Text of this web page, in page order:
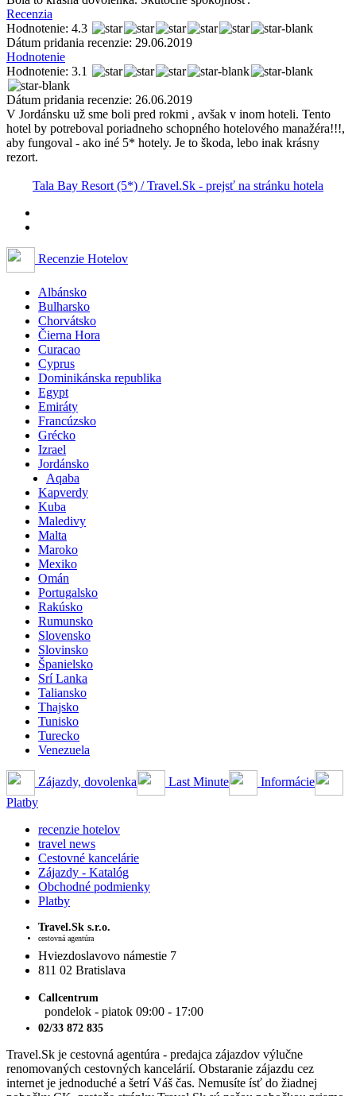
Recenzia
Hodnotenie: 4.3
Dátum pridania recenzie: 29.06.2019
Hodnotenie
Hodnotenie: 3.1
Dátum pridania recenzie: 26.06.2019
V Jordánsku už sme boli pred rokmi , avšak v inom hoteli. Tento
hotel by potreboval poriadneho schopného hotelového manažéra!!!,
aby fungoval - ako iné 5* hotely. Je to škoda, lebo inak krásny
rezort.
Tala Bay Resort (5*) / Travel.Sk - prejsť na stránku hotela
Recenzie Hotelov
Albánsko
Bulharsko
Chorvátsko
Čierna Hora
Curacao
Cyprus
Dominikánska republika
Egypt
Emiráty
Francúzsko
Grécko
Izrael
Jordánsko
Aqaba
Kapverdy
Kuba
Maledivy
Malta
Maroko
Mexiko
Omán
Portugalsko
Rakúsko
Rumunsko
Slovensko
Slovinsko
Španielsko
Srí Lanka
Taliansko
Thajsko
Tunisko
Turecko
Venezuela
Zájazdy, dovolenka Last Minute
Informácie
Platby
recenzie hotelov
travel news
Cestovné kancelárie
Zájazdy - Katalóg
Obchodné podmienky
Platby
Travel.Sk s.r.o.
cestovná agentúra
Hviezdoslavovo námestie 7
811 02 Bratislava
Callcentrum
pondelok - piatok 09:00 - 17:00
02/33 872 835
Travel.Sk je cestovná agentúra - predajca zájazdov výlučne
renomovaných cestovných kancelárií. Obstaranie zájazdu cez
internet je jednoduché a šetrí Váš čas. Nemusíte ísť do žiadnej